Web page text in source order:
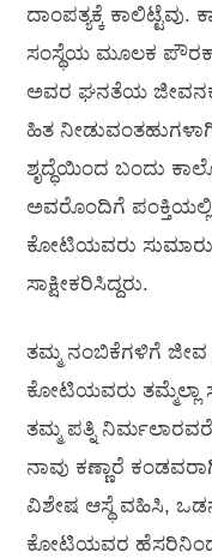
ದಾಂಪತ್ಯಕ್ಕೆ
ಸಂಸ್ಥೆಯ ಮೂಲಕ
ಅವರ ಘನತೆಯ
ಹಿತ
ಶೃದ್ಧೆಯಿಂದ ಬಂದು
ಅವರೊಂದಿಗೆ ಪಂಕ್ತಿಯಲ್ಲಿ
ಕೋಟಿಯವರು ಸುಮಾರು
ಸಾಕ್ಷೀಕರಿಸಿದ್ದರು.
ತಮ್ಮ ನಂಬಿಕೆಗಳಿಗೆ ಜೀವ
ಕೋಟಿಯವರು ತಮ್ಮೆಲ್ಲಾ
ತಮ್ಮ ಪತ್ನಿ
ನಾವು ಕಣ್ಣಾರೆ
ವಿಶೇಷ ಆಸ್ಥೆ ವಹಿಸಿ,
ಕೋಟಿಯವರ ಹೆಸರಿನಿಂದ